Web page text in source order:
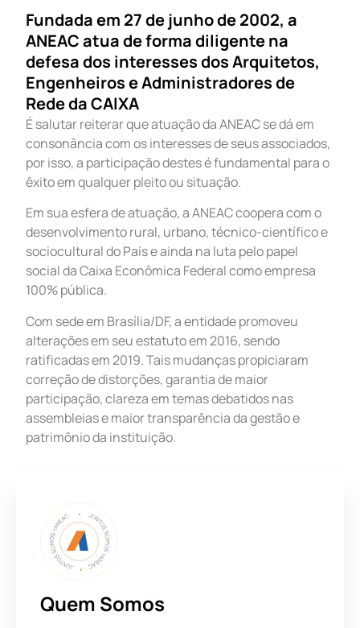
Fundada em 27 de junho de 2002, a
ANEAC atua de forma diligente na
defesa dos interesses dos Arquitetos,
Engenheiros e Administradores de
Rede da CAIXA
É salutar reiterar que atuação da ANEAC se dá em
consonância com os interesses de seus associados,
por isso, a participação destes é fundamental para o
êxito em qualquer pleito ou situação.
Em sua esfera de atuação, a ANEAC coopera com o
desenvolvimento rural, urbano, técnico-científico e
sociocultural do País e ainda na luta pelo papel
social da Caixa Econômica Federal como empresa
100% pública.
Com sede em Brasília/DF, a entidade promoveu
alterações em seu estatuto em 2016, sendo
ratificadas em 2019. Tais mudanças propiciaram
correção de distorções, garantia de maior
participação, clareza em temas debatidos nas
assembleias e maior transparência da gestão e
patrimônio da instituição.
Quem Somos